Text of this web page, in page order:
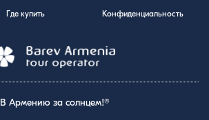
Где купить
Конфиденциальность
В Армению за солнцем!®